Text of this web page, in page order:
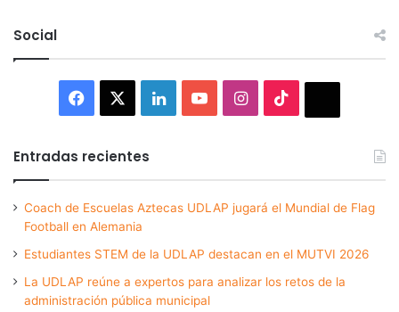
Social
Facebook LinkedInYouTubeInstagram
Entradas recientes
Coach de Escuelas Aztecas UDLAP jugará el Mundial de Flag
Football en Alemania
Estudiantes STEM de la UDLAP destacan en el MUTVI 2026
La UDLAP reúne a expertos para analizar los retos de la
administración pública municipal